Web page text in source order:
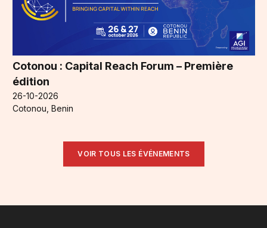
Cotonou : Capital Reach Forum – Première
édition
26-10-2026
Cotonou, Benin
VOIR TOUS LES ÉVÉNEMENTS